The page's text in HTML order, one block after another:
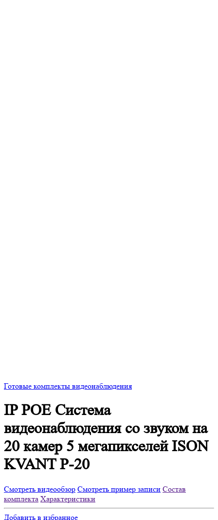
Готовые комплекты видеонаблюдения
IP POE Система
видеонаблюдения со звуком на
20 камер 5 мегапикселей ISON
KVANT P-20
Смотреть видеообзор Смотреть пример записи Состав
комплекта Характеристики
Добавить в избранное